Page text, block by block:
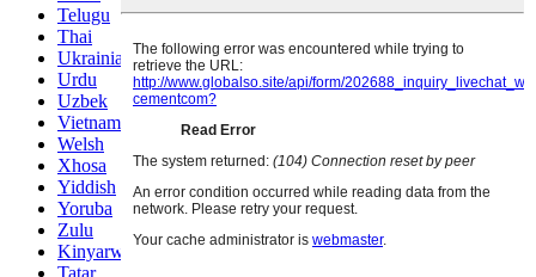
Telugu
Thai
Ukrainian
Urdu
Uzbek
Vietnamese
Welsh
Xhosa
Yiddish
Yoruba
Zulu
Kinyarwanda